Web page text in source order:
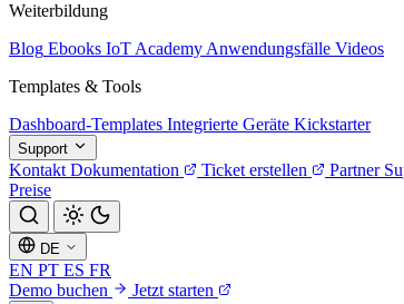
Weiterbildung
Blog Ebooks IoT Academy Anwendungsfälle Videos
Templates & Tools
Dashboard-Templates Integrierte Geräte Kickstarter
Support
Kontakt Dokumentation Ticket erstellen Partner
Preise
DE
EN PT ES FR
Demo buchen
Jetzt starten